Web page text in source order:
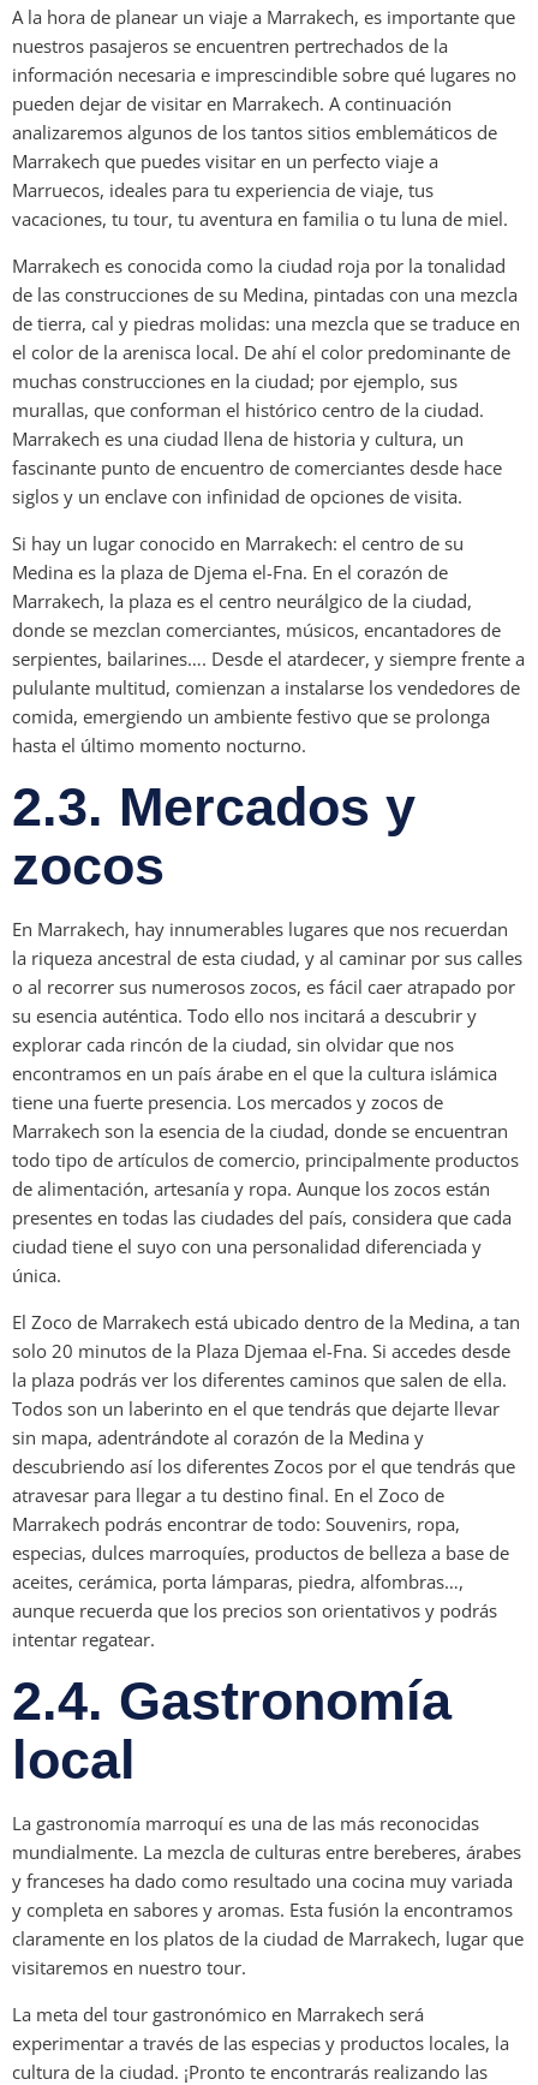
A la hora de planear un viaje a Marrakech, es importante que
nuestros pasajeros se encuentren pertrechados de la
información necesaria e imprescindible sobre qué lugares no
pueden dejar de visitar en Marrakech. A continuación
analizaremos algunos de los tantos sitios emblemáticos de
Marrakech que puedes visitar en un perfecto viaje a
Marruecos, ideales para tu experiencia de viaje, tus
vacaciones, tu tour, tu aventura en familia o tu luna de miel.
Marrakech es conocida como la ciudad roja por la tonalidad
de las construcciones de su Medina, pintadas con una mezcla
de tierra, cal y piedras molidas: una mezcla que se traduce en
el color de la arenisca local. De ahí el color predominante de
muchas construcciones en la ciudad; por ejemplo, sus
murallas, que conforman el histórico centro de la ciudad.
Marrakech es una ciudad llena de historia y cultura, un
fascinante punto de encuentro de comerciantes desde hace
siglos y un enclave con infinidad de opciones de visita.
Si hay un lugar conocido en Marrakech: el centro de su
Medina es la plaza de Djema el-Fna. En el corazón de
Marrakech, la plaza es el centro neurálgico de la ciudad,
donde se mezclan comerciantes, músicos, encantadores de
serpientes, bailarines…. Desde el atardecer, y siempre frente a
pululante multitud, comienzan a instalarse los vendedores de
comida, emergiendo un ambiente festivo que se prolonga
hasta el último momento nocturno.
2.3. Mercados y
zocos
En Marrakech, hay innumerables lugares que nos recuerdan
la riqueza ancestral de esta ciudad, y al caminar por sus calles
o al recorrer sus numerosos zocos, es fácil caer atrapado por
su esencia auténtica. Todo ello nos incitará a descubrir y
explorar cada rincón de la ciudad, sin olvidar que nos
encontramos en un país árabe en el que la cultura islámica
tiene una fuerte presencia. Los mercados y zocos de
Marrakech son la esencia de la ciudad, donde se encuentran
todo tipo de artículos de comercio, principalmente productos
de alimentación, artesanía y ropa. Aunque los zocos están
presentes en todas las ciudades del país, considera que cada
ciudad tiene el suyo con una personalidad diferenciada y
única.
El Zoco de Marrakech está ubicado dentro de la Medina, a tan
solo 20 minutos de la Plaza Djemaa el-Fna. Si accedes desde
la plaza podrás ver los diferentes caminos que salen de ella.
Todos son un laberinto en el que tendrás que dejarte llevar
sin mapa, adentrándote al corazón de la Medina y
descubriendo así los diferentes Zocos por el que tendrás que
atravesar para llegar a tu destino final. En el Zoco de
Marrakech podrás encontrar de todo: Souvenirs, ropa,
especias, dulces marroquíes, productos de belleza a base de
aceites, cerámica, porta lámparas, piedra, alfombras…,
aunque recuerda que los precios son orientativos y podrás
intentar regatear.
2.4. Gastronomía
local
La gastronomía marroquí es una de las más reconocidas
mundialmente. La mezcla de culturas entre bereberes, árabes
y franceses ha dado como resultado una cocina muy variada
y completa en sabores y aromas. Esta fusión la encontramos
claramente en los platos de la ciudad de Marrakech, lugar que
visitaremos en nuestro tour.
La meta del tour gastronómico en Marrakech será
experimentar a través de las especias y productos locales, la
cultura de la ciudad. ¡Pronto te encontrarás realizando las